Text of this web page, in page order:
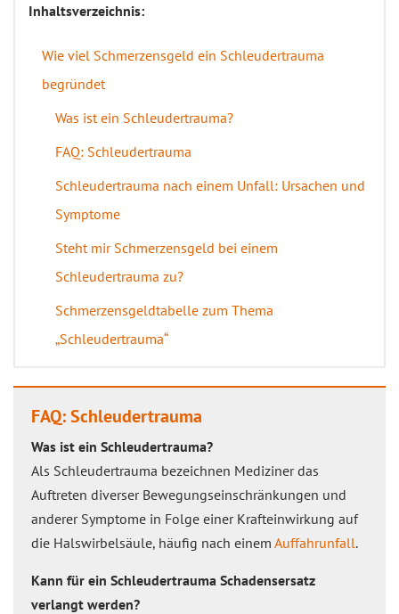
Inhaltsverzeichnis:
Wie viel Schmerzensgeld ein Schleudertrauma
begründet
Was ist ein Schleudertrauma?
FAQ: Schleudertrauma
Schleudertrauma nach einem Unfall: Ursachen und
Symptome
Steht mir Schmerzensgeld bei einem
Schleudertrauma zu?
Schmerzensgeldtabelle zum Thema
„Schleudertrauma“
FAQ: Schleudertrauma
Was ist ein Schleudertrauma?
Als Schleudertrauma bezeichnen Mediziner das
Auftreten diverser Bewegungseinschränkungen und
anderer Symptome in Folge einer Krafteinwirkung auf
die Halswirbelsäule, häufig nach einem Auffahrunfall.
Kann für ein Schleudertrauma Schadensersatz
verlangt werden?